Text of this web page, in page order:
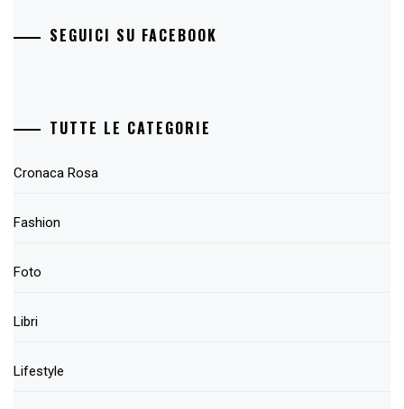
SEGUICI SU FACEBOOK
TUTTE LE CATEGORIE
Cronaca Rosa
Fashion
Foto
Libri
Lifestyle